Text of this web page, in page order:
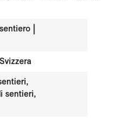
|
sentieri,